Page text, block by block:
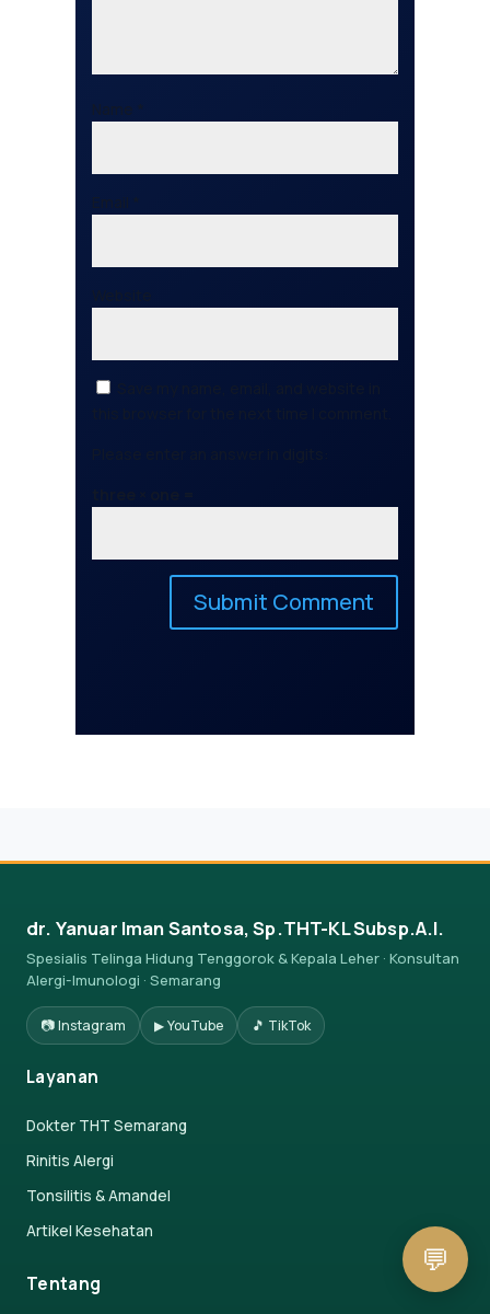
Name
dr. Yanuar Iman Santosa, Sp.THT-KL Subsp.A.I.
Spesialis Telinga Hidung Tenggorok & Kepala Leher · Konsultan
Alergi-Imunologi · Semarang
📷 Instagram ▶ YouTube 🎵 TikTok
Layanan
Dokter THT Semarang
Rinitis Alergi
Tonsilitis & Amandel
Artikel Kesehatan
Tentang
💬